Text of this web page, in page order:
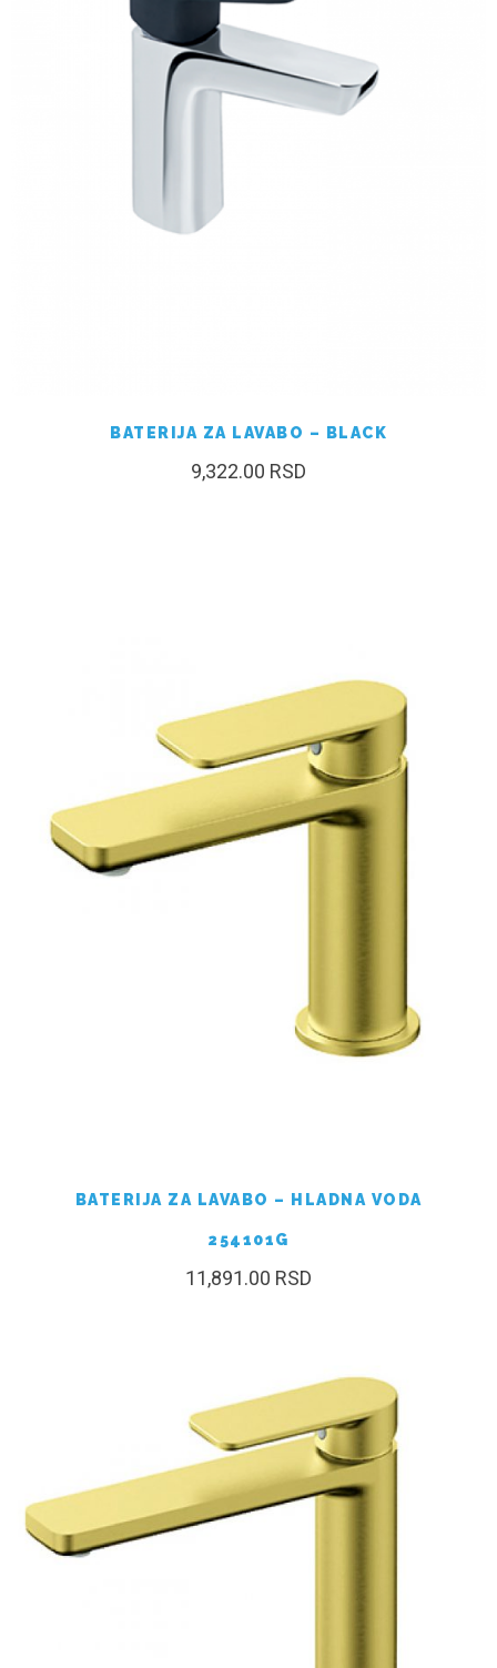
BATERIJA ZA LAVABO – BLACK
9,322.00 RSD
BATERIJA ZA LAVABO – HLADNA VODA
254101G
11,891.00 RSD